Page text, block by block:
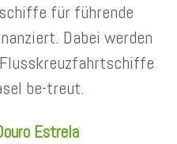
für führende
Dabei werden
be-treut.
Estrela